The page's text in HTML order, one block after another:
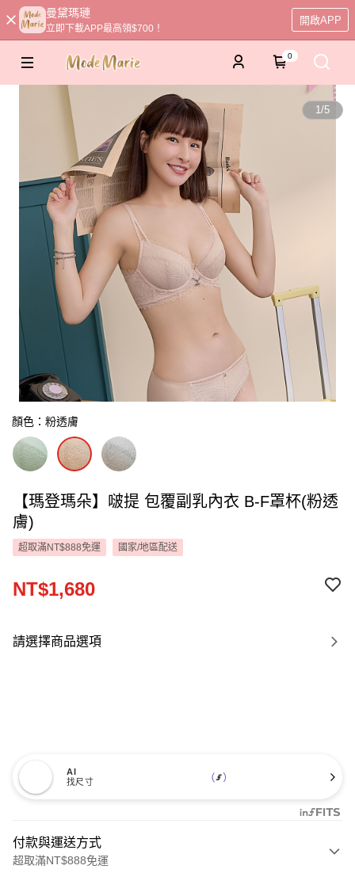
曼黛瑪璉
立即下載APP最高領$700！
開啟APP
0
1/5
顏色：粉透膚
【瑪登瑪朵】啵提 包覆副乳內衣 B-F罩杯(粉透
膚)
超取滿NT$888免運 國家/地區配送
NT$1,680
請選擇商品選項
AI
找尺寸
付款與運送方式
超取滿NT$888免運